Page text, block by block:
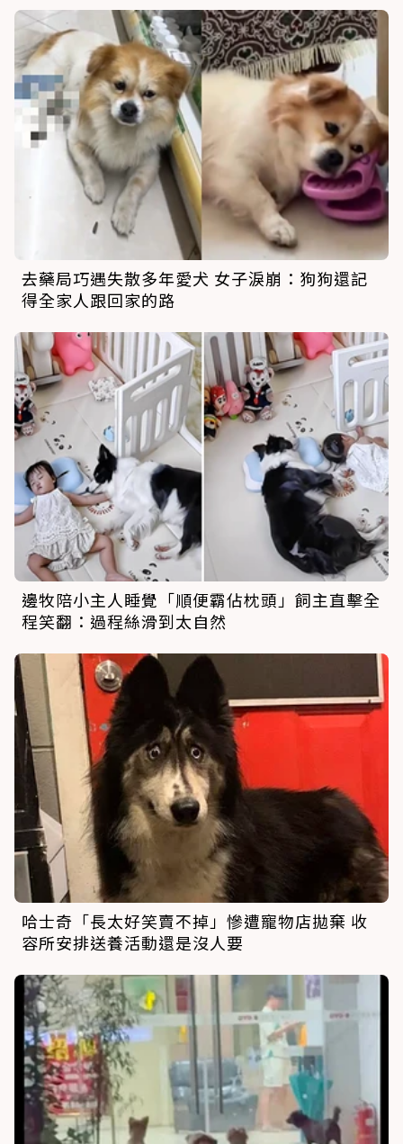
去藥局巧遇失散多年愛犬 女子淚崩：狗狗還記
得全家人跟回家的路
邊牧陪小主人睡覺「順便霸佔枕頭」飼主直擊全
程笑翻：過程絲滑到太自然
哈士奇「長太好笑賣不掉」慘遭寵物店拋棄 收
容所安排送養活動還是沒人要